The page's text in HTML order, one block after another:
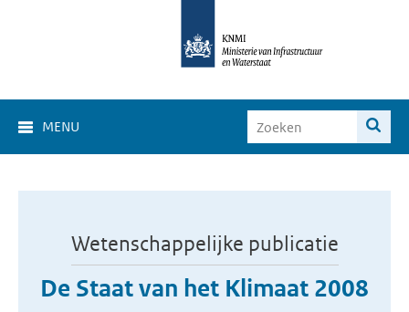
MENU
Wetenschappelijke publicatie
De Staat van het Klimaat 2008